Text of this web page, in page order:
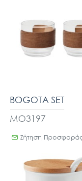
MO3197
BOGOTA SET
Ζήτηση